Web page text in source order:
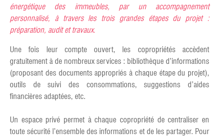
énergétique des immeubles, par un accompagnement
personnalisé, à travers les trois grandes étapes du projet :
préparation, audit et travaux.
Une fois leur compte ouvert, les copropriétés accèdent
gratuitement à de nombreux services : bibliothèque d’informations
(proposant des documents appropriés à chaque étape du projet),
outils de suivi des consommations, suggestions d’aides
financières adaptées, etc.
Un espace privé permet à chaque copropriété de centraliser en
toute sécurité l’ensemble des informations et de les partager. Pour